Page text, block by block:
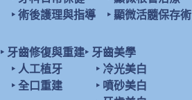
‣ 術後護理與指導 ‣ 顯微活髓保存術
‣ 牙齒修復與重建
‣ 人工植牙
‣ 全口重建
‣ 牙齒美學
‣ 冷光美白
‣ 噴砂美白